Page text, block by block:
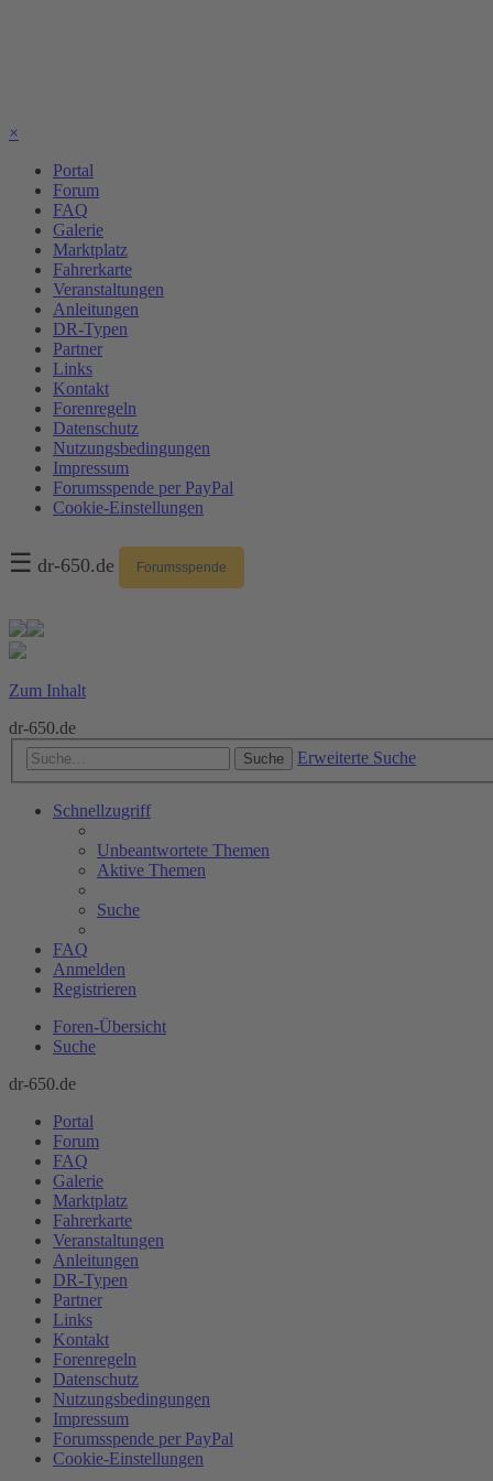
×
Portal
Forum
FAQ
Galerie
Marktplatz
Fahrerkarte
Veranstaltungen
Anleitungen
DR-Typen
Partner
Links
Kontakt
Forenregeln
Datenschutz
Nutzungsbedingungen
Impressum
Forumsspende per PayPal
Cookie-Einstellungen
☰ dr-650.de Forumsspende
Zum Inhalt
dr-650.de
Suche Erweiterte Suche
Schnellzugriff
Unbeantwortete Themen
Aktive Themen
Suche
FAQ
Anmelden
Registrieren
Foren-Übersicht
Suche
dr-650.de
Portal
Forum
FAQ
Galerie
Marktplatz
Fahrerkarte
Veranstaltungen
Anleitungen
DR-Typen
Partner
Links
Kontakt
Forenregeln
Datenschutz
Nutzungsbedingungen
Impressum
Forumsspende per PayPal
Cookie-Einstellungen